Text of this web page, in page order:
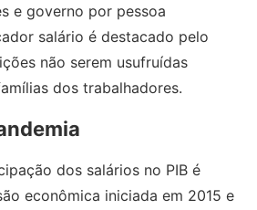
e governo por pessoa
salário é destacado pelo
não serem usufruídas
dos trabalhadores.
dos salários no PIB é
econômica iniciada em 2015 e